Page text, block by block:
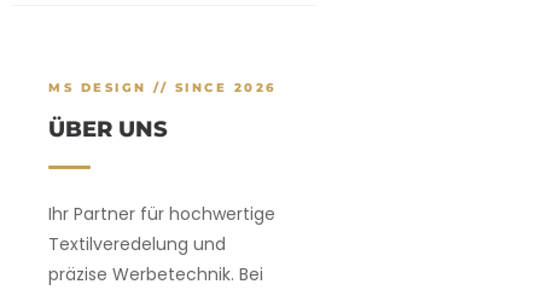
MS DESIGN // SINCE 2026
ÜBER UNS
Ihr Partner für hochwertige
Textilveredelung und
präzise Werbetechnik. Bei